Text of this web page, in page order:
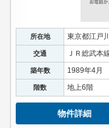
所在地 東京都江戸
交通 ＪＲ総武本
築年数 1989年4月
階数 地上6階
物件詳細